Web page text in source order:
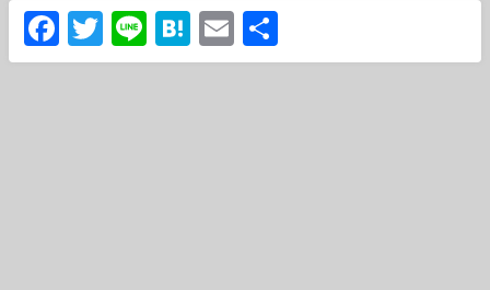
Facebook
Twitter
LineHatena
Email
有